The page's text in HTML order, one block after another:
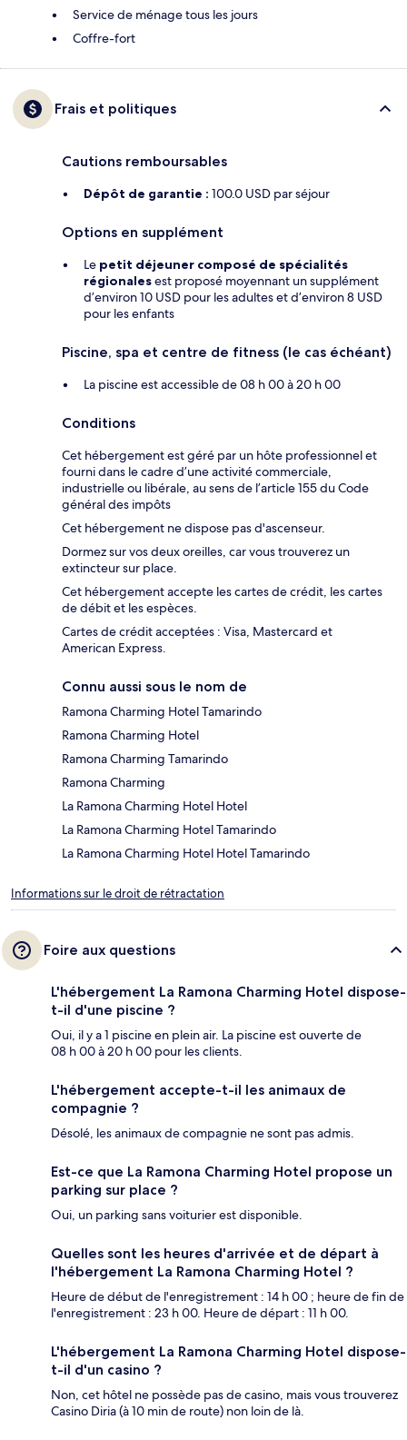
Service de ménage tous les jours
Coffre-fort
Frais et politiques
Cautions remboursables
Dépôt de garantie : 100.0 USD par séjour
Options en supplément
Le petit déjeuner composé de spécialités
régionalesest proposé moyennant un supplément
d’environ 10 USD pour les adultes et d’environ 8 USD
pour les enfants
Piscine, spa et centre de fitness (le cas échéant)
La piscine est accessible de 08 h 00 à 20 h 00
Conditions
Cet hébergement est géré par un hôte professionnel et
fourni dans le cadre d’une activité commerciale,
industrielle ou libérale, au sens de l’article 155 du Code
général des impôts
Cet hébergement ne dispose pas d'ascenseur.
Dormez sur vos deux oreilles, car vous trouverez un
extincteur sur place.
Cet hébergement accepte les cartes de crédit, les cartes
de débit et les espèces.
Cartes de crédit acceptées : Visa, Mastercard et
American Express.
Connu aussi sous le nom de
Ramona Charming Hotel Tamarindo
Ramona Charming Hotel
Ramona Charming Tamarindo
Ramona Charming
La Ramona Charming Hotel Hotel
La Ramona Charming Hotel Tamarindo
La Ramona Charming Hotel Hotel Tamarindo
Informations sur le droit de rétractation
Foire aux questions
L'hébergement La Ramona Charming Hotel dispose-
t-il d'une piscine ?
Oui, il y a 1 piscine en plein air. La piscine est ouverte de
08 h 00 à 20 h 00 pour les clients.
L'hébergement accepte-t-il les animaux de
compagnie ?
Désolé, les animaux de compagnie ne sont pas admis.
Est-ce que La Ramona Charming Hotel propose un
parking sur place ?
Oui, un parking sans voiturier est disponible.
Quelles sont les heures d'arrivée et de départ à
l'hébergement La Ramona Charming Hotel ?
Heure de début de l'enregistrement : 14 h 00 ; heure de fin de
l'enregistrement : 23 h 00. Heure de départ : 11 h 00.
L'hébergement La Ramona Charming Hotel dispose-
t-il d'un casino ?
Non, cet hôtel ne possède pas de casino, mais vous trouverez
Casino Diria (à 10 min de route) non loin de là.